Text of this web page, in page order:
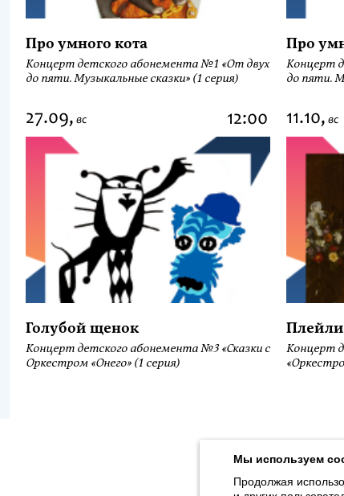
Про умного кота
Концерт детского абонемента №1 «От двух
до пяти. Музыкальные сказки» (1 серия)
Про
Концерт
до пяти.
27.09, вс 12:00
Голубой щенок
Концерт детского абонемента №3 «Сказки с
Оркестром «Онего» (1 серия)
11.10, вс
Концерт
Продолжая использовать наш сайт, вы даёте согласие на
Политикой
© 2026, Карельская Государственная филармония
Мы используем
Продолжая